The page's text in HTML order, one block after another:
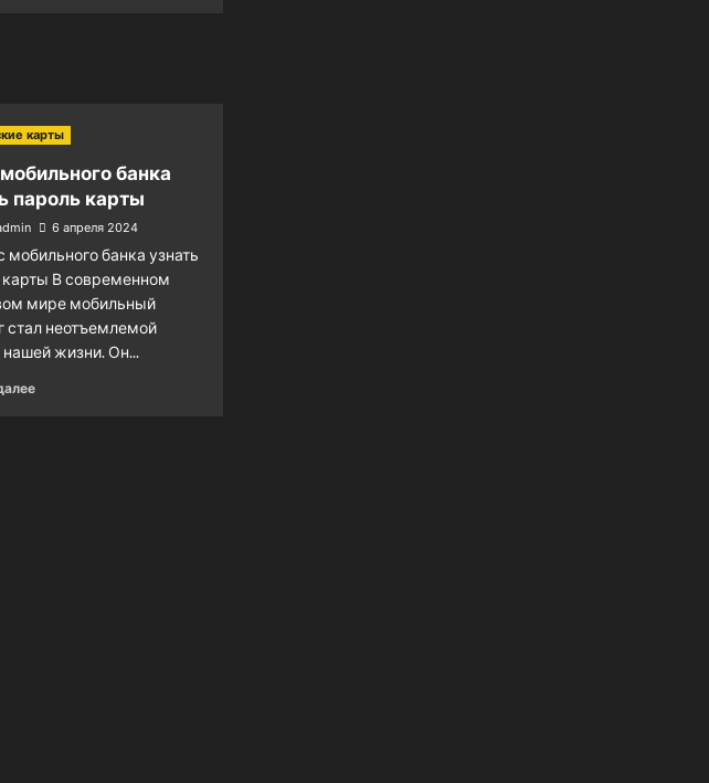
карты
банка
пароль карты
6 апреля 2024
мобильного банка узнать
карты В современном
мире мобильный
стал неотъемлемой
нашей жизни. Он...